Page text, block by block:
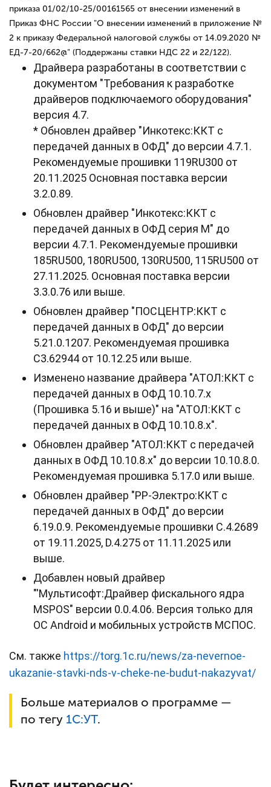
приказа 01/02/10-25/00161565 от внесении изменений в
Приказ ФНС России "О внесении изменений в приложение №
2 к приказу Федеральной налоговой службы от 14.09.2020 №
ЕД-7-20/662@" (Поддержаны ставки НДС 22 и 22/122).
Драйвера разработаны в соответствии с
документом "Требования к разработке
драйверов подключаемого оборудования"
версия 4.7.
* Обновлен драйвер "Инкотекс:ККТ с
передачей данных в ОФД" до версии 4.7.1.
Рекомендуемые прошивки 119RU300 от
20.11.2025 Основная поставка версии
3.2.0.89.
Обновлен драйвер "Инкотекс:ККТ с
передачей данных в ОФД серия М" до
версии 4.7.1. Рекомендуемые прошивки
185RU500, 180RU500, 130RU500, 115RU500 от
27.11.2025. Основная поставка версии
3.3.0.76 или выше.
Обновлен драйвер "ПОСЦЕНТР:ККТ с
передачей данных в ОФД" до версии
5.21.0.1207. Рекомендуемая прошивка
С3.62944 от 10.12.25 или выше.
Изменено название драйвера "АТОЛ:ККТ с
передачей данных в ОФД 10.10.7.х
(Прошивка 5.16 и выше)" на "АТОЛ:ККТ с
передачей данных в ОФД 10.10.8.х".
Обновлен драйвер "АТОЛ:ККТ с передачей
данных в ОФД 10.10.8.х" до версии 10.10.8.0.
Рекомендуемая прошивка 5.17.0 или выше.
Обновлен драйвер "РР-Электро:ККТ с
передачей данных в ОФД" до версии
6.19.0.9. Рекомендуемые прошивки C.4.2689
от 19.11.2025, D.4.275 от 11.11.2025 или
выше.
Добавлен новый драйвер
"'Мультисофт:Драйвер фискального ядра
MSPOS" версии 0.0.4.06. Версия только для
ОС Android и мобильных устройств МСПОС.
См. также https://torg.1c.ru/news/za-nevernoe-
ukazanie-stavki-nds-v-cheke-ne-budut-nakazyvat/
Больше материалов о программе —
по тегу 1С:УТ.